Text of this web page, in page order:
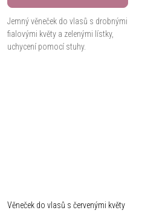
Jemný věneček do vlasů s drobnými
fialovými květy a zelenými lístky,
uchycení pomocí stuhy.
Věneček do vlasů s červenými květy